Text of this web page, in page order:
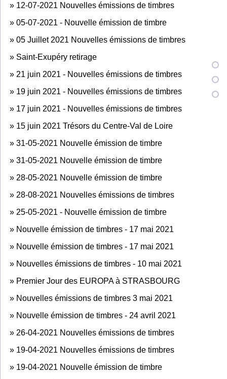
» 12-07-2021 Nouvelles émissions de timbres
» 05-07-2021 - Nouvelle émission de timbre
» 05 Juillet 2021 Nouvelles émissions de timbres
» Saint-Exupéry retirage
» 21 juin 2021 - Nouvelles émissions de timbres
» 19 juin 2021 - Nouvelles émissions de timbres
» 17 juin 2021 - Nouvelles émissions de timbres
» 15 juin 2021 Trésors du Centre-Val de Loire
» 31-05-2021 Nouvelle émission de timbre
» 31-05-2021 Nouvelle émission de timbre
» 28-05-2021 Nouvelle émission de timbre
» 28-08-2021 Nouvelles émissions de timbres
» 25-05-2021 - Nouvelle émission de timbre
» Nouvelle émission de timbres - 17 mai 2021
» Nouvelle émission de timbres - 17 mai 2021
» Nouvelles émissions de timbres - 10 mai 2021
» Premier Jour des EUROPA à STRASBOURG
» Nouvelles émissions de timbres 3 mai 2021
» Nouvelle émission de timbres - 24 avril 2021
» 26-04-2021 Nouvelles émissions de timbres
» 19-04-2021 Nouvelles émissions de timbres
» 19-04-2021 Nouvelle émission de timbre